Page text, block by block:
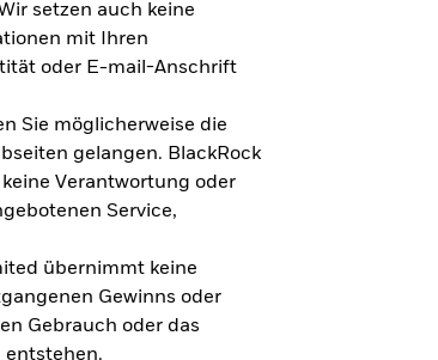
setzen auch keine
mit Ihren
oder E-mail-Anschrift
Sie möglicherweise die
gelangen. BlackRock
Verantwortung oder
Service,
übernimmt keine
Gewinns oder
Gebrauch oder das
entstehen.